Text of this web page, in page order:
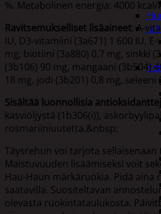
%. Metabolinen energia: 4000 kcal/
Ravitsemukselliset lisäaineet: A-
IU, D3-vitamiini (3a671) 1 600 IU,
mg, biotiini (3a880) 0,7 mg, sinkki
(3b106) 90 mg, mangaani (3b504)
18 mg, jodi (3b201) 0,8 mg, seleeni
Sisältää luonnollisia
kasviöljystä (1b306(i)),
rosmariiniuutetta.&nbsp;
Täysrehun voi tarjota
Maistuvuuden lisäämiseksi voit
Hau-Haun märkäruokia. Pidä aina
saatavilla. Suositeltavan
olevasta ruokintataulukosta.